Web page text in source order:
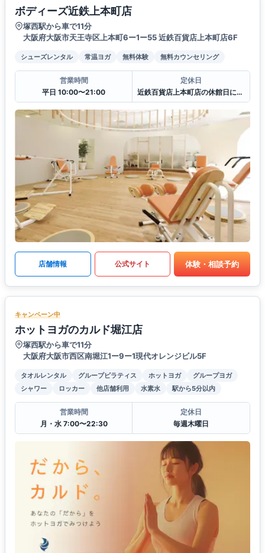
ボディーズ近鉄上本町店
塚西駅から車で11分
大阪府大阪市天王寺区上本町6ー1ー55 近鉄百貨店上本町店6F
シューズレンタル 常温ヨガ 無料体験 無料カウンセリング
営業時間
平日 10:00〜21:00
定休日
近鉄百貨店上本町店の休館日に準ずる
店舗情報 公式サイト 体験・相談予約
キャンペーン中
ホットヨガのカルド堀江店
塚西駅から車で11分
大阪府大阪市西区南堀江1ー9ー1現代オレンジビル5F
タオルレンタル グループピラティス ホットヨガ
グループヨガ
シャワー
ロッカー 他店舗利用 水素水 駅から5分以内
営業時間
月・水 7:00〜22:30
定休日
毎週木曜日